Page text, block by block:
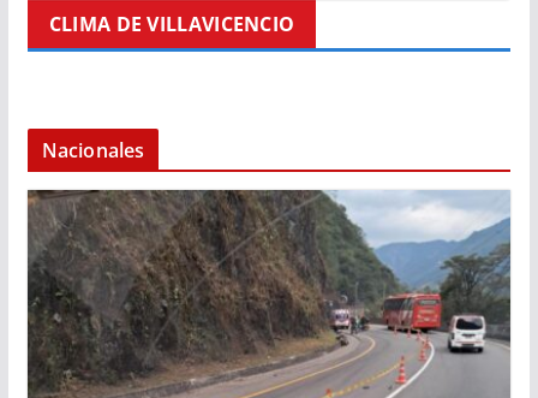
CLIMA DE VILLAVICENCIO
Nacionales